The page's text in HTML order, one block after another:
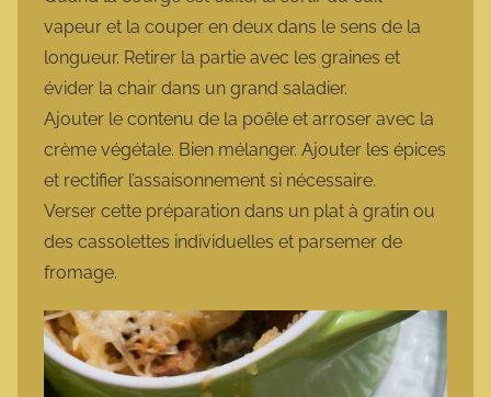
vapeur et la couper en deux dans le sens de la
longueur. Retirer la partie avec les graines et
évider la chair dans un grand saladier.
Ajouter le contenu de la poêle et arroser avec la
crème végétale. Bien mélanger. Ajouter les épices
et rectifier l’assaisonnement si nécessaire.
Verser cette préparation dans un plat à gratin ou
des cassolettes individuelles et parsemer de
fromage.